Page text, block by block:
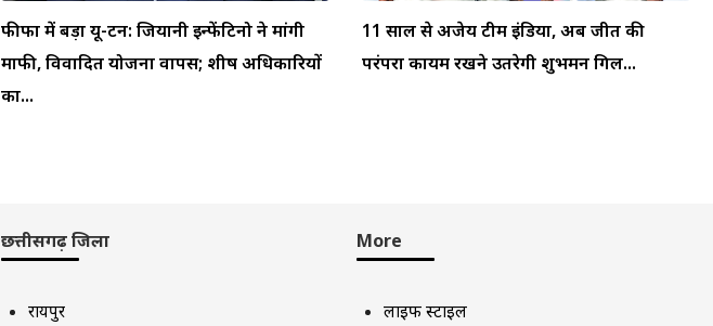
फीफा में बड़ा यू-टर्न: जियानी इन्फेंटिनो ने मांगी
माफी, विवादित योजना वापस; शीर्ष अधिकारियों
का...
11 साल से अजेय टीम इंडिया, अब जीत की
परंपरा कायम रखने उतरेगी शुभमन गिल...
छत्तीसगढ़ जिला
रायपुर
More
लाइफ स्टाइल